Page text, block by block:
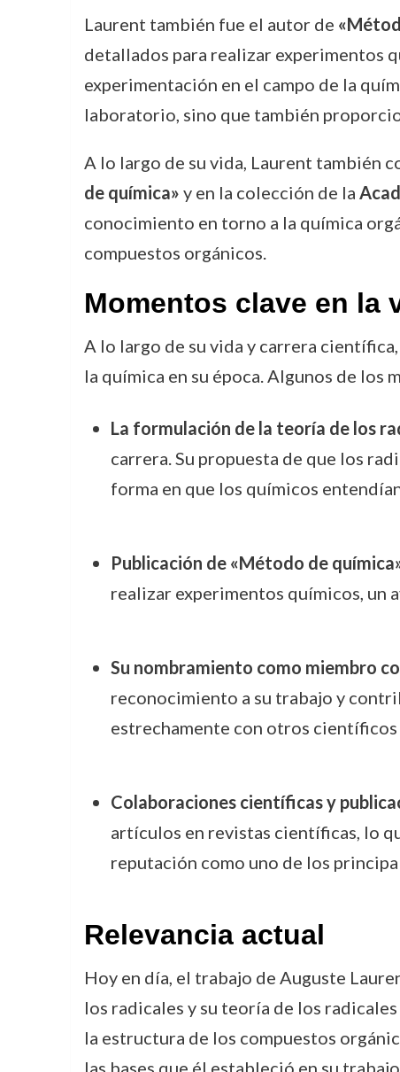
Laurent también fue el autor de
detallados para realizar experimentos
experimentación en el campo de la
laboratorio, sino que también
A lo largo de su vida, Laurent también
de química» y en la colección de la
conocimiento en torno a la química
compuestos orgánicos.
Momentos clave en la
A lo largo de su vida y carrera
la química en su época. Algunos de los
La formulación de la teoría de los
carrera. Su propuesta de que los
forma en que los químicos
Publicación de «Método de
realizar experimentos químicos, un
Su nombramiento como miembro
reconocimiento a su trabajo y
estrechamente con otros científicos
Colaboraciones científicas y
artículos en revistas científicas, lo
reputación como uno de los
Relevancia actual
Hoy en día, el trabajo de Auguste
los radicales y su teoría de los
la estructura de los compuestos
las bases que él estableció en su